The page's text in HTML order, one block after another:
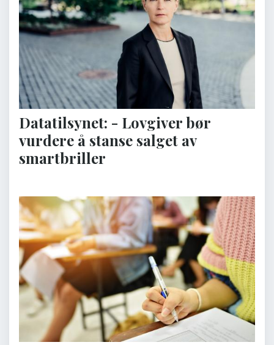
Datatilsynet: - Lovgiver bør
vurdere å stanse salget av
smartbriller